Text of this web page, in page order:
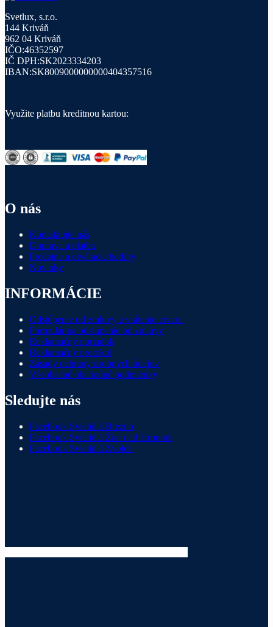
Svetlux, s.r.o.
144 Kriváň
962 04 Kriváň
IČO:46352597
IČ DPH:SK2023334203
IBAN:SK8009000000000404357516
Využite platbu kreditnou kartou:
O nás
Kontaktujte nás
Doprava a platba
Predajne a otváracie hodiny
Novinky
INFORMÁCIE
Odstúpenie od zmluvy a vrátenie tovaru
Formulár na odstúpenie od zmluvy
Reklamačný poriadok
Reklamačný protokol
Zásady ochrany osobných údajov
Všeobecné obchodné podmienky
Sledujte nás
Facebook Svietidlá Brezno
Facebook Svietidlá Žiar nad Hronom
Facebook Svietidlá Zvolen